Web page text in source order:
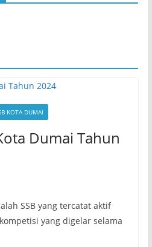
KOTA DUMAI
Dumai Tahun
SSB yang tercatat aktif
yang digelar selama